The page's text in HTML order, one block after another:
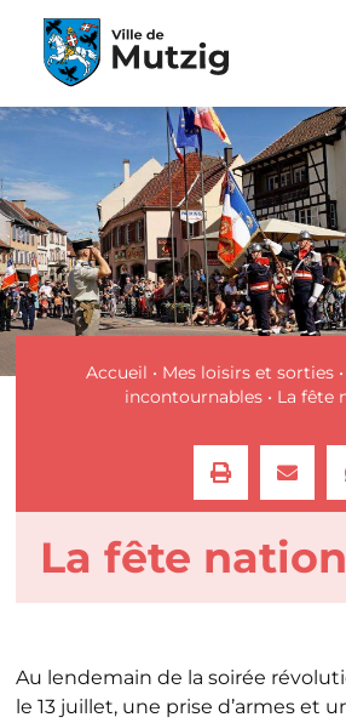
Accueil • Mes loisirs et sorties•
incontournables • La fête
La fête
Au lendemain de la soirée
le 13 juillet, une prise d’armes et
Panneau de gestion des cookies